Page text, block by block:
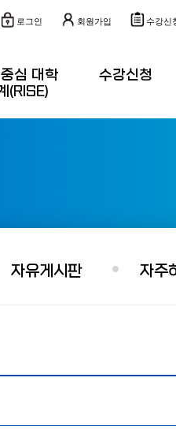
로그인 회원가입 수강신
심 대학
(RISE)
수강신청
자유게시판 자주